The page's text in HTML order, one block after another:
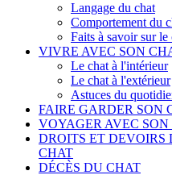
Langage du chat
Comportement du
Faits à savoir sur le
VIVRE AVEC SON
Le chat à l'intérieur
Le chat à l'extérieur
Astuces du
FAIRE GARDER SON
VOYAGER AVEC SON
DROITS ET DEVOIRS
CHAT
DÉCÈS DU CHAT